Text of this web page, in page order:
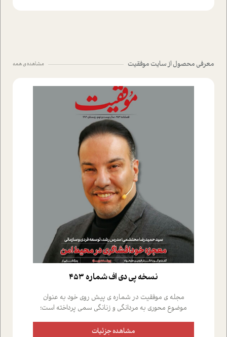
معرفی محصول از سایت موفقیت مشاهده ی همه
نسخه پي دي اف شماره 453
مجله ی موفقیت در شماره ی پیش روی خود به عنوان
موضوع محوری به مردانگی و زنانگی سمی پرداخته است؛
علیخواه، جامعه شناس در بخش های مختلف تلاش کرده ایم
مشاهده جزئیات